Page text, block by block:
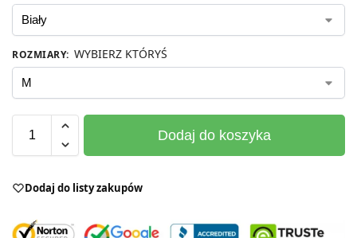
ROZMIARY: WYBIERZ KTÓRYŚ
Dodaj do koszyka
Dodaj do listy zakupów